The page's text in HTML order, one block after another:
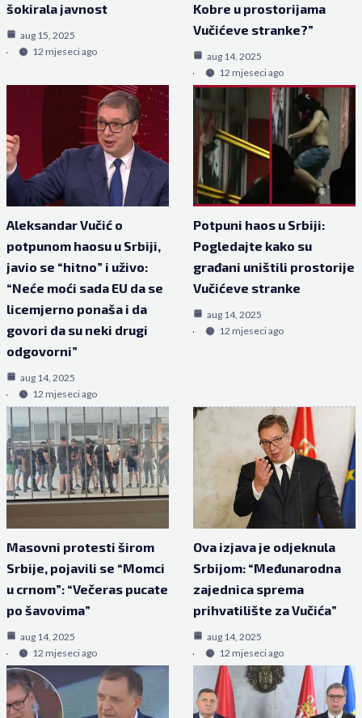
šokirala javnost
aug 15, 2025
12 mjeseci ago
Kobre u prostorijama
Vučićeve stranke?”
aug 14, 2025
12 mjeseci ago
Aleksandar Vučić o
potpunom haosu u Srbiji,
javio se “hitno” i uživo:
“Neće moći sada EU da se
licemjerno ponaša i da
govori da su neki drugi
odgovorni”
aug 14, 2025
12 mjeseci ago
Potpuni haos u Srbiji:
Pogledajte kako su
građani uništili prostorije
Vučićeve stranke
aug 14, 2025
12 mjeseci ago
Masovni protesti širom
Srbije, pojavili se “Momci
u crnom”: “Večeras pucate
po šavovima”
aug 14, 2025
12 mjeseci ago
Ova izjava je odjeknula
Srbijom: “Međunarodna
zajednica sprema
prihvatilište za Vučića”
aug 14, 2025
12 mjeseci ago